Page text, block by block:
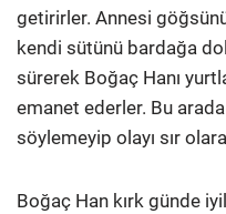
getirirler. Annesi
kendi sütünü bardağa
sürerek Boğaç Hanı
emanet ederler. Bu
söylemeyip olayı sır
Boğaç Han kırk günde